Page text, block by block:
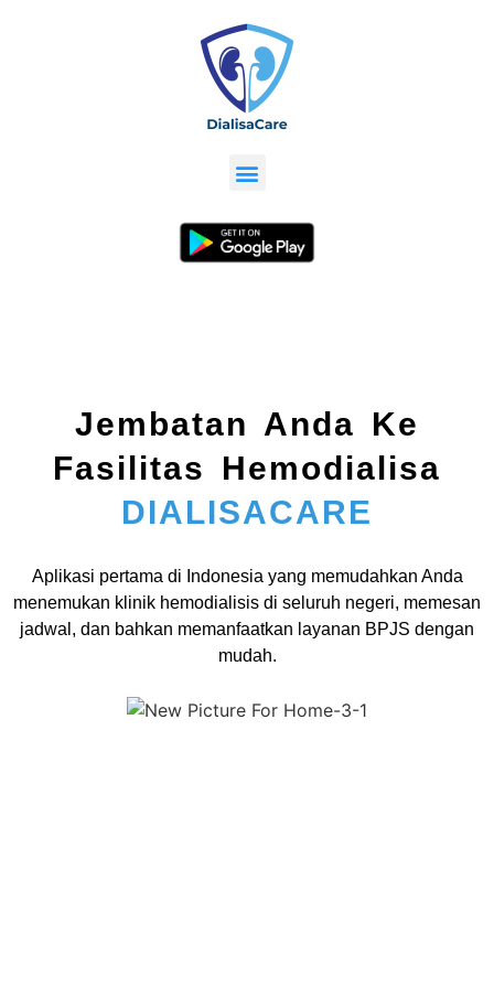
Jembatan Anda Ke
Fasilitas Hemodialisa
DIALISACARE
Aplikasi pertama di Indonesia yang memudahkan Anda
menemukan klinik hemodialisis di seluruh negeri, memesan
jadwal, dan bahkan memanfaatkan layanan BPJS dengan
mudah.